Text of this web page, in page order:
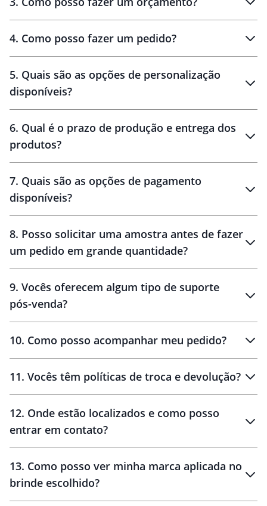
personalizados
brinde
personalização
4. Como posso fazer um pedido?
amostra virtual
5. Quais são as opções de personalização
disponíveis?
6. Qual é o prazo de produção e entrega dos
produtos?
10 dias
brinde
48 horas
7. Quais são as opções de pagamento
disponíveis?
8. Posso solicitar uma amostra antes de fazer
um pedido em grande quantidade?
amostras
9. Vocês oferecem algum tipo de suporte
pós-venda?
10. Como posso acompanhar meu pedido?
11. Vocês têm políticas de troca e devolução?
30 dias
12. Onde estão localizados e como posso
entrar em contato?
13. Como posso ver minha marca aplicada no
brinde escolhido?